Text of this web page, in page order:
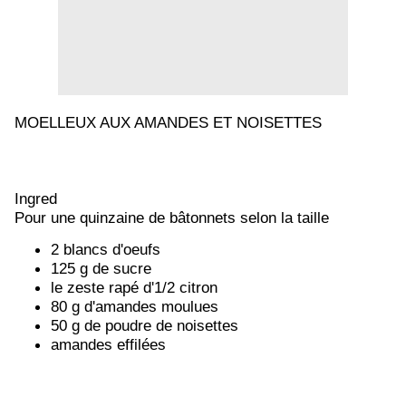
MOELLEUX AUX AMANDES ET NOISETTES
Ingred
Pour une quinzaine de bâtonnets selon la taille
2 blancs d'oeufs
125 g de sucre
le zeste rapé d'1/2 citron
80 g d'amandes moulues
50 g de poudre de noisettes
amandes effilées